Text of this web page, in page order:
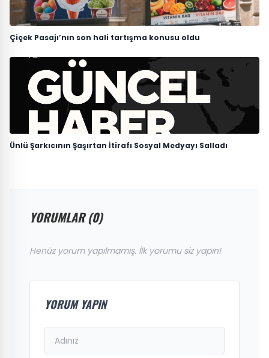
Çiçek Pasajı’nın son hali tartışma konusu oldu
Ünlü Şarkıcının Şaşırtan İtirafı Sosyal Medyayı Salladı
YORUMLAR (0)
Henüz yorum yapılmamış. İlk yorumu siz yapın!
YORUM YAPIN